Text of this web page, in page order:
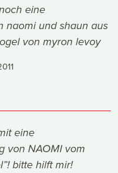
eine
naomi und shaun aus
von myron levoy
eine
von NAOMI vom
bitte hilft mir!